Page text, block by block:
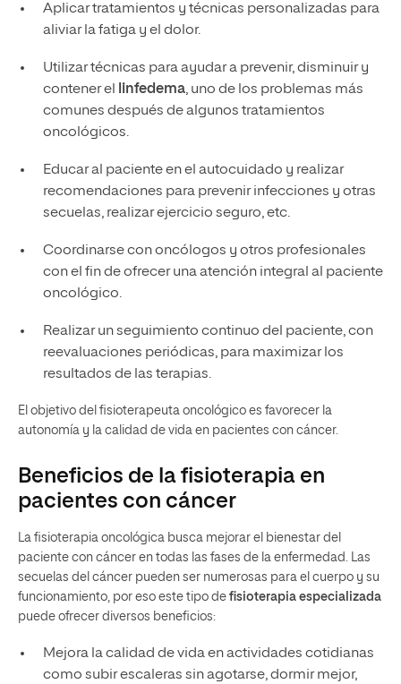
Aplicar tratamientos y técnicas personalizadas para
aliviar la fatiga y el dolor.
Utilizar técnicas para ayudar a prevenir, disminuir y
contener el
linfedema, uno de los problemas más
comunes después de algunos tratamientos
oncológicos.
Educar al paciente en el autocuidado y realizar
recomendaciones para prevenir infecciones y otras
secuelas, realizar ejercicio seguro, etc.
Coordinarse con oncólogos y otros profesionales
con el fin de ofrecer una atención integral al paciente
oncológico.
Realizar un seguimiento continuo del paciente, con
reevaluaciones periódicas, para maximizar los
resultados de las terapias.
El objetivo del fisioterapeuta oncológico es favorecer la
autonomía y la calidad de vida en pacientes con cáncer.
Beneficios de la fisioterapia en
pacientes con cáncer
La fisioterapia oncológica busca mejorar el bienestar del
paciente con cáncer en todas las fases de la enfermedad. Las
secuelas del cáncer pueden ser numerosas para el cuerpo y su
funcionamiento, por eso este tipo de fisioterapia especializada
puede ofrecer diversos beneficios:
Mejora la calidad de vida en actividades cotidianas
como subir escaleras sin agotarse, dormir mejor,